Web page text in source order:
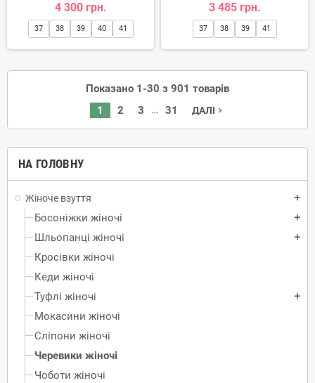
НА ГОЛОВНУ
Жіноче взуття add
Босоніжки жіночі add
Шльопанці жіночі add
Кросівки жіночі
Кеди жіночі
Туфлі жіночі
add
Мокасини жіночі
Сліпони жіночі
Черевики жіночі
Чоботи жіночі
4 300 грн.
37 38 39 40 41
3 485 грн.
37 38 39 41
Показано 1-30 з 901 товарів
1
2 3 … 31 ДАЛІ navigate_next